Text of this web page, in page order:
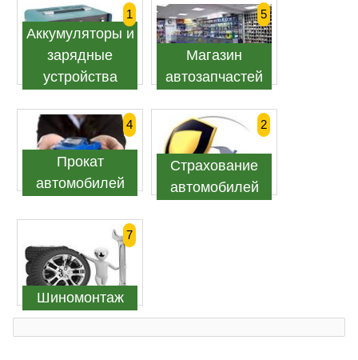
Аккумуляторы и
зарядные
устройства
1
Магазин
автозапчастей
5
Прокат
автомобилей
4
Страхование
автомобилей
2
Шиномонтаж
7